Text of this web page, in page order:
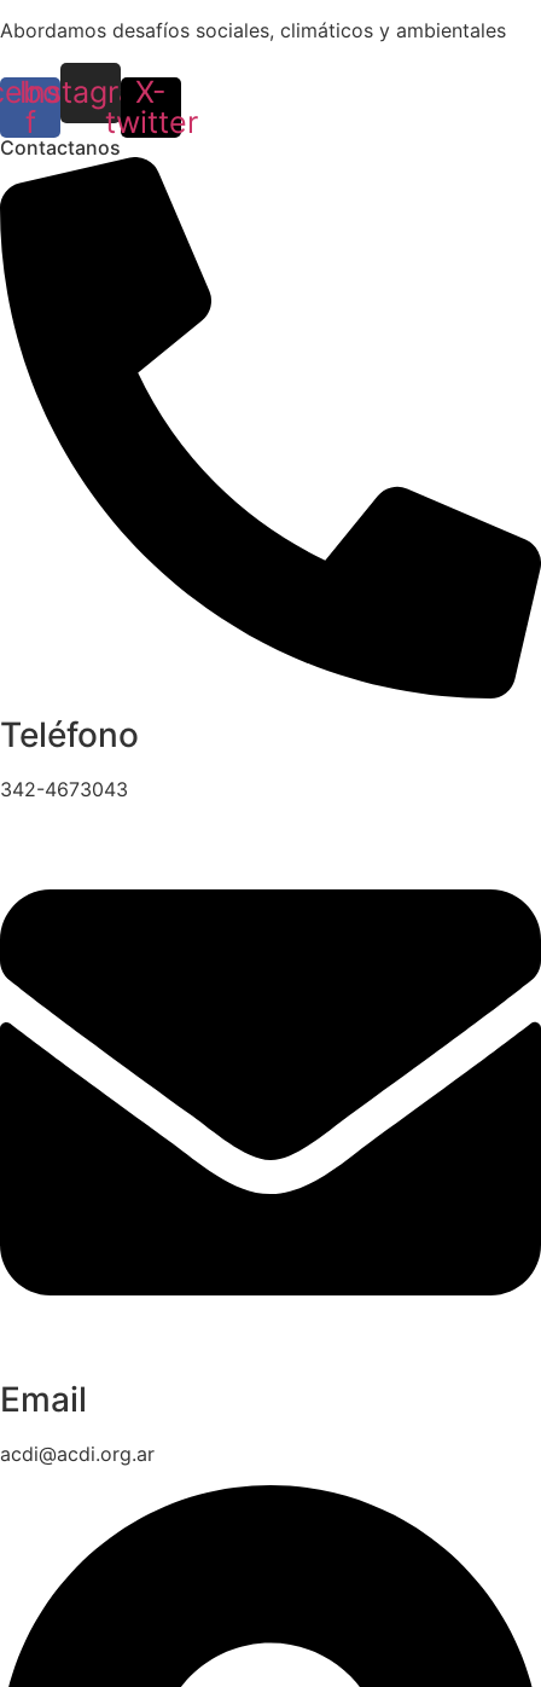
Abordamos desafíos sociales, climáticos y ambientales
f
Instagram
X-
twitter
Contactanos
Teléfono
342-4673043
Email
acdi@acdi.org.ar